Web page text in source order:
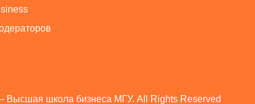
Высшая школа бизнеса МГУ. All Rights Reserved